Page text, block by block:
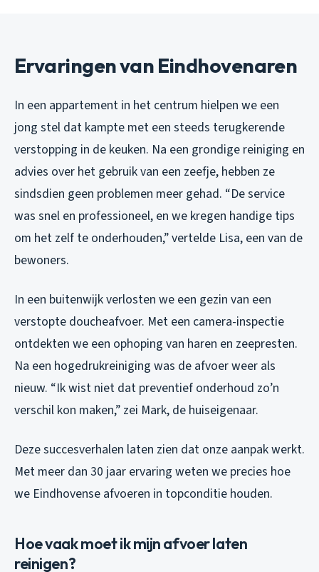
Ervaringen van Eindhovenaren
In een appartement in het centrum hielpen we een
jong stel dat kampte met een steeds terugkerende
verstopping in de keuken. Na een grondige reiniging en
advies over het gebruik van een zeefje, hebben ze
sindsdien geen problemen meer gehad. “De service
was snel en professioneel, en we kregen handige tips
om het zelf te onderhouden,” vertelde Lisa, een van de
bewoners.
In een buitenwijk verlosten we een gezin van een
verstopte doucheafvoer. Met een camera-inspectie
ontdekten we een ophoping van haren en zeepresten.
Na een hogedrukreiniging was de afvoer weer als
nieuw. “Ik wist niet dat preventief onderhoud zo’n
verschil kon maken,” zei Mark, de huiseigenaar.
Deze succesverhalen laten zien dat onze aanpak werkt.
Met meer dan 30 jaar ervaring weten we precies hoe
we Eindhovense afvoeren in topconditie houden.
Hoe vaak moet ik mijn afvoer laten
reinigen?